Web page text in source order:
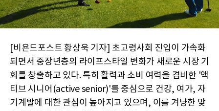
[비욘드포스트 황상욱 기자] 초고령사회 진입이 가속화
되면서 중장년층의 라이프스타일 변화가 새로운 시장 기
회를 창출하고 있다. 특히 활력과 소비 여력을 겸비한 '액
티브 시니어(active senior)'를 중심으로 건강, 여가, 자
기계발에 대한 관심이 높아지고 있으며, 이를 겨냥한 맞